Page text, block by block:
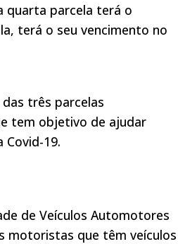
quarta parcela terá o
terá o seu vencimento no
três parcelas
tem objetivo de ajudar
Covid-19.
de Veículos Automotores
motoristas que têm veículos